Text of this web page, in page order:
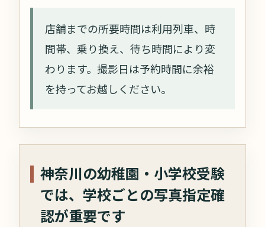
店舗までの所要時間は利用列車、時
間帯、乗り換え、待ち時間により変
わります。撮影日は予約時間に余裕
を持ってお越しください。
神奈川の幼稚園・小学校受験
では、学校ごとの写真指定確
認が重要です